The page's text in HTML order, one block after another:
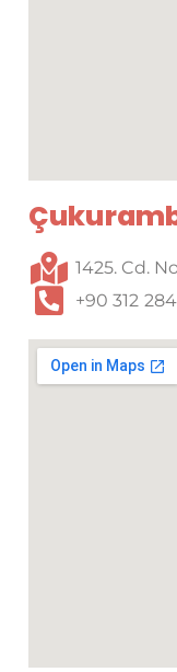
1425. Cd.
+90 312